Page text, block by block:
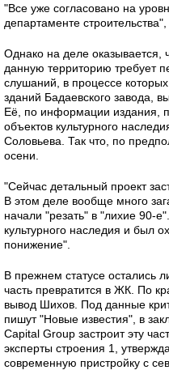
"Все уже согласовано на
департаменте строительства",
Однако на деле оказывается,
данную территорию требует
слушаний, в процессе
зданий Бадаевского завода,
Её, по информации издания,
объектов культурного
Соловьева. Так что, по
осени.
"Сейчас детальный проект
В этом деле вообще много
начали "резать" в "лихие 90-
культурного наследия и был
понижение".
В прежнем статусе остались
часть превратится в ЖК. По
вывод Шихов. Под данные
пишут "Новые известия", в
Capital Group застроит эту
эксперты строения 1,
современную пристройку с